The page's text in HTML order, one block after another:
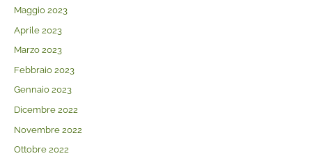
Maggio 2023
Aprile 2023
Marzo 2023
Febbraio 2023
Gennaio 2023
Dicembre 2022
Novembre 2022
Ottobre 2022